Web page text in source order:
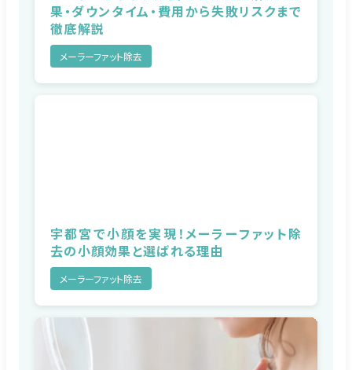
果・ダウンタイム・費用から失敗リスクまで
徹底解説
メーラーファット除去
宇都宮で小顔を実現！メーラーファット除
去の小顔効果と選ばれる理由
メーラーファット除去